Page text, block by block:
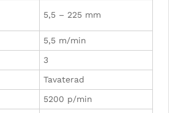
5,5 – 225 mm
5,5 m/min
3
Tavaterad
5200 p/min